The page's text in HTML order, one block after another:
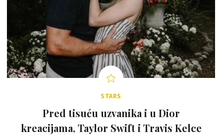
STARS
Pred tisuću uzvanika i u Dior
kreacijama, Taylor Swift i Travis Kelce